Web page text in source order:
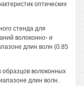
оптических
стенда для
волоконно- и
длин волн (0.85
образцов волоконных
длин волн.